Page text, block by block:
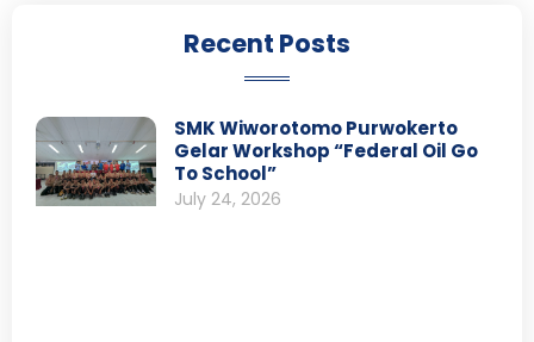
Recent Posts
SMK Wiworotomo Purwokerto
Gelar Workshop “Federal Oil Go
To School”
July 24, 2026